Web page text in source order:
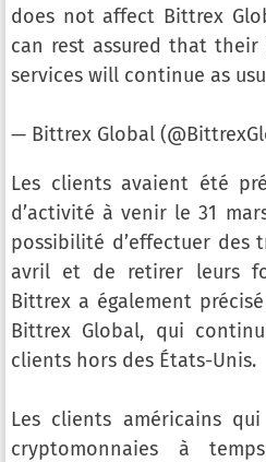
does not affect Bittrex
can rest assured that
services will continue as
— Bittrex Global
Les clients avaient été
d’activité à venir le 31
possibilité d’effectuer des
avril et de retirer leurs
Bittrex a également
Bittrex Global, qui
clients hors des États-Unis.
Les clients américains
cryptomonnaies à